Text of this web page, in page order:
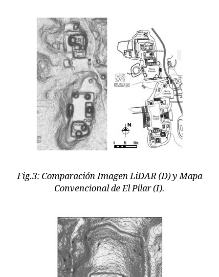
Fig.3: Comparación Imagen LiDAR (D) y Mapa
Convencional de El Pilar (I).